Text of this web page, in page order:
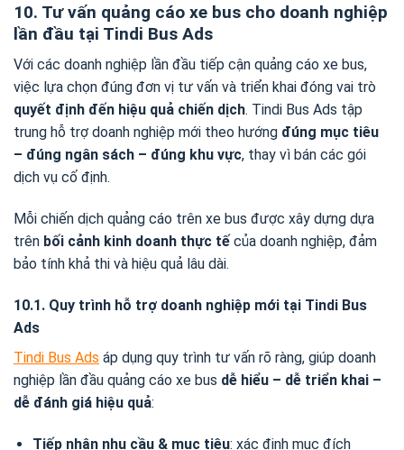
10. Tư vấn quảng cáo xe bus cho doanh nghiệp
lần đầu tại Tindi Bus Ads
Với các doanh nghiệp lần đầu tiếp cận quảng cáo xe bus,
việc lựa chọn đúng đơn vị tư vấn và triển khai đóng vai trò
quyết định đến hiệu quả chiến dịch. Tindi Bus Ads tập
trung hỗ trợ doanh nghiệp mới theo hướng đúng mục tiêu
– đúng ngân sách – đúng khu vực, thay vì bán các gói
dịch vụ cố định.
Mỗi chiến dịch quảng cáo trên xe bus được xây dựng dựa
trên bối cảnh kinh doanh thực tế của doanh nghiệp, đảm
bảo tính khả thi và hiệu quả lâu dài.
10.1. Quy trình hỗ trợ doanh nghiệp mới tại Tindi Bus
Ads
Tindi Bus Ads áp dụng quy trình tư vấn rõ ràng, giúp doanh
nghiệp lần đầu quảng cáo xe bus dễ hiểu – dễ triển khai –
dễ đánh giá hiệu quả:
Tiếp nhận nhu cầu & mục tiêu: xác định mục đích